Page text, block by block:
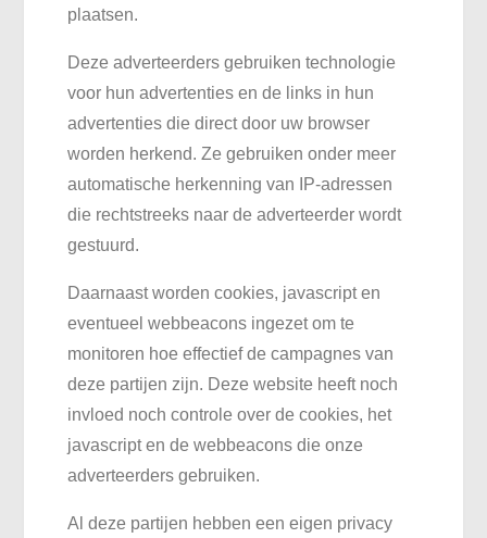
plaatsen.
Deze adverteerders gebruiken technologie
voor hun advertenties en de links in hun
advertenties die direct door uw browser
worden herkend. Ze gebruiken onder meer
automatische herkenning van IP-adressen
die rechtstreeks naar de adverteerder wordt
gestuurd.
Daarnaast worden cookies, javascript en
eventueel webbeacons ingezet om te
monitoren hoe effectief de campagnes van
deze partijen zijn. Deze website heeft noch
invloed noch controle over de cookies, het
javascript en de webbeacons die onze
adverteerders gebruiken.
Al deze partijen hebben een eigen privacy